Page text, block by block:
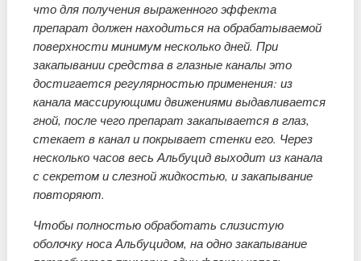
что для получения выраженного эффекта
препарат должен находиться на обрабатываемой
поверхности минимум несколько дней. При
закапывании средства в глазные каналы это
достигается регулярностью применения: из
канала массирующими движениями выдавливается
гной, после чего препарат закапывается в глаз,
стекает в канал и покрывает стенки его. Через
несколько часов весь Альбуцид выходит из канала
с секретом и слезной жидкостью, и закапывание
повторяют.
Чтобы полностью обработать слизистую
оболочку носа Альбуцидом, на одно закапывание